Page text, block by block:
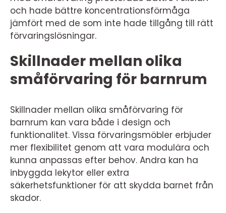
och hade bättre koncentrationsförmåga
jämfört med de som inte hade tillgång till rätt
förvaringslösningar.
Skillnader mellan olika
småförvaring för barnrum
Skillnader mellan olika småförvaring för
barnrum kan vara både i design och
funktionalitet. Vissa förvaringsmöbler erbjuder
mer flexibilitet genom att vara modulära och
kunna anpassas efter behov. Andra kan ha
inbyggda lekytor eller extra
säkerhetsfunktioner för att skydda barnet från
skador.